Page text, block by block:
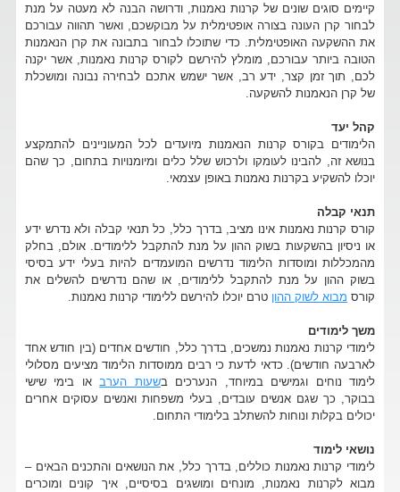
קיימים סוגים שונים של קרנות נאמנות, ודרושה הבנה לא מעטה על מנת
לבחור קרן העונה בצורה אופטימלית על מבוקשכם, ואשר תהווה עבורכם
את ההשקעה האופטימלית. כדי שתוכלו לבחור בתבונה את קרן הנאמנות
הטובה ביותר עבורכם, מומלץ להירשם לקורס קרנות נאמנות, אשר יקנה
לכם, תוך זמן קצר, ידע רב, אשר ישמש אתכם לבחירה נבונה ומושכלת
של קרן הנאמנות להשקעה.
קהל יעד
הלימודים בקורס קרנות הנאמנות מיועדים לכל המעוניינים להתמקצע
בנושא זה, להבינו לעומקו ולרכוש שלל כלים ומיומנויות בתחום, כך שהם
יוכלו להשקיע בקרנות נאמנות באופן עצמאי.
תנאי קבלה
קורס קרנות נאמנות אינו מציב, בדרך כלל, כל תנאי קבלה ולא נדרש ידע
או ניסיון בהשקעות בשוק ההון על מנת להתקבל ללימודים. אולם, בחלק
מהמכללות ומוסדות הלימוד נדרשים המועמדים להיות בעלי ידע בסיסי
בשוק ההון על מנת להתקבל ללימודים, או שהם נדרשים להשלים את
קורס מבוא לשוק ההון טרם יוכלו להירשם ללימודי קרנות נאמנות.
משך לימודים
לימודי קרנות נאמנות נמשכים, בדרך כלל, חודשים אחדים (בין חודש אחד
לארבעה חודשים). כדאי לדעת כי רבים ממוסדות הלימוד מציעים מסלולי
לימוד נוחים וגמישים במיוחד, הנערכים בשעות הערבאו בימי שישי
בבוקר, כך שגם אנשים עובדים, בעלי משפחות ואנשים עסוקים אחרים
יכולים בקלות ונוחות להשתלב בלימודי התחום.
נושאי לימוד
לימודי קרנות נאמנות כוללים, בדרך כלל, את הנושאים והתכנים הבאים –
מבוא לקרנות נאמנות, מונחים ומושגים בסיסיים, איך קונים ומוכרים